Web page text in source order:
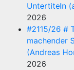
Untertiteln
2026
#2115/26 #
machender
(Andreas
2026